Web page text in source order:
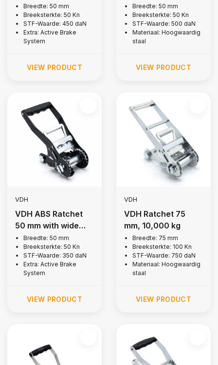
5,000 kg
Breedte: 50 mm
Breeksterkte: 50 Kn
STF-Waarde: 450 daN
Extra: Active Brake
System
VIEW PRODUCT
5,000 kg
Breedte: 50 mm
Breeksterkte: 50 Kn
STF-Waarde: 500 daN
Materiaal: Hoogwaardig
staal
VIEW PRODUCT
VDH
VDH ABS Ratchet
50 mm with wide
handle, 5,000 kg
Breedte: 50 mm
Breeksterkte: 50 Kn
STF-Waarde: 350 daN
Extra: Active Brake
System
VIEW PRODUCT
VDH
VDH Ratchet 75
mm, 10,000 kg
Breedte: 75 mm
Breeksterkte: 100 Kn
STF-Waarde: 750 daN
Materiaal: Hoogwaardig
staal
VIEW PRODUCT